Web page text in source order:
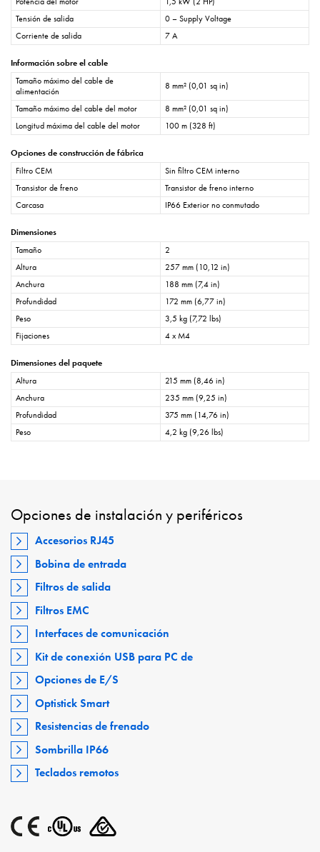
Tensión de salida
0 – Supply Voltage
Corriente de salida
7 A
Información sobre el cable
Tamaño máximo del cable de
alimentación
8 mm² (0,01 sq in)
Tamaño máximo del cable del motor
8 mm² (0,01 sq in)
Longitud máxima del cable del motor
100 m (328 ft)
Opciones de construcción de fábrica
Filtro CEM
Sin filtro CEM interno
Transistor de freno
Transistor de freno interno
Carcasa
IP66 Exterior no conmutado
Dimensiones
Tamaño
2
Altura
257 mm (10,12 in)
Anchura
188 mm (7,4 in)
Profundidad
172 mm (6,77 in)
Peso
3,5 kg (7,72 lbs)
Fijaciones
4 x M4
Dimensiones del paquete
Altura
215 mm (8,46 in)
Anchura
235 mm (9,25 in)
Profundidad
375 mm (14,76 in)
Peso
4,2 kg (9,26 lbs)
Opciones de instalación y periféricos
Accesorios RJ45
Bobina de entrada
Filtros de salida
Filtros EMC
Interfaces de comunicación
Kit de conexión USB para PC de
Opciones de E/S
Optistick Smart
Resistencias de frenado
Sombrilla IP66
Teclados remotos